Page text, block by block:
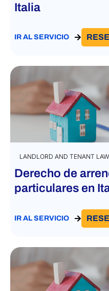
Italia
IR AL SERVICIO
LANDLORD AND TENANT LAW
Derecho de
particulares en
IR AL SERVICIO